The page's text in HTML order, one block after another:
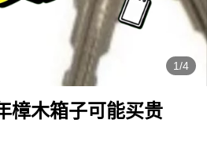
1/4
樟木箱子可能买贵